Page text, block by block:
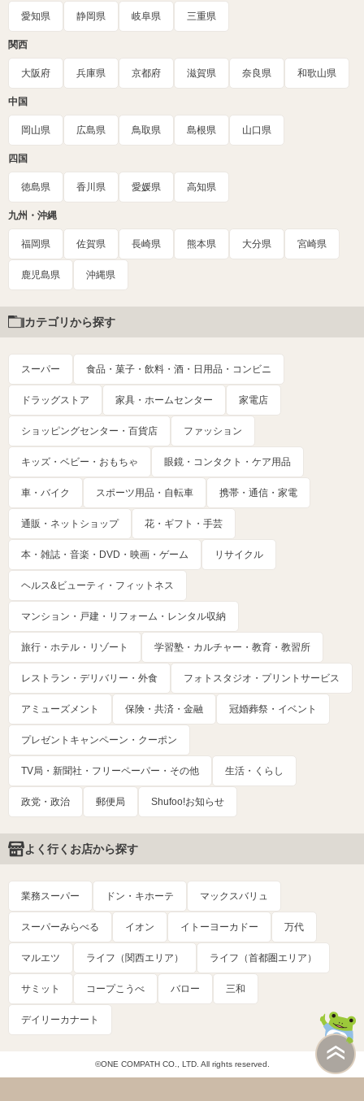
愛知県 静岡県 岐阜県 三重県
関西
大阪府 兵庫県 京都府 滋賀県 奈良県 和歌山県
中国
岡山県 広島県 鳥取県 島根県 山口県
四国
徳島県 香川県 愛媛県 高知県
九州・沖縄
福岡県 佐賀県 長崎県 熊本県 大分県 宮崎県
鹿児島県 沖縄県
カテゴリから探す
スーパー 食品・菓子・飲料・酒・日用品・コンビニ
ドラッグストア 家具・ホームセンター 家電店
ショッピングセンター・百貨店 ファッション
キッズ・ベビー・おもちゃ 眼鏡・コンタクト・ケア用品
車・バイク スポーツ用品・自転車 携帯・通信・家電
通販・ネットショップ 花・ギフト・手芸
本・雑誌・音楽・DVD・映画・ゲーム リサイクル
ヘルス&ビューティ・フィットネス
マンション・戸建・リフォーム・レンタル収納
旅行・ホテル・リゾート 学習塾・カルチャー・教育・教習所
レストラン・デリバリー・外食 フォトスタジオ・プリントサービス
アミューズメント 保険・共済・金融 冠婚葬祭・イベント
プレゼントキャンペーン・クーポン
TV局・新聞社・フリーペーパー・その他 生活・くらし
政党・政治 郵便局 Shufoo!お知らせ
よく行くお店から探す
業務スーパー ドン・キホーテ マックスバリュ
スーパーみらべる イオン イトーヨーカドー 万代
マルエツ ライフ（関西エリア） ライフ（首都圏エリア）
サミット コープこうべ バロー 三和
デイリーカナート
©ONE COMPATH CO., LTD. All rights reserved.